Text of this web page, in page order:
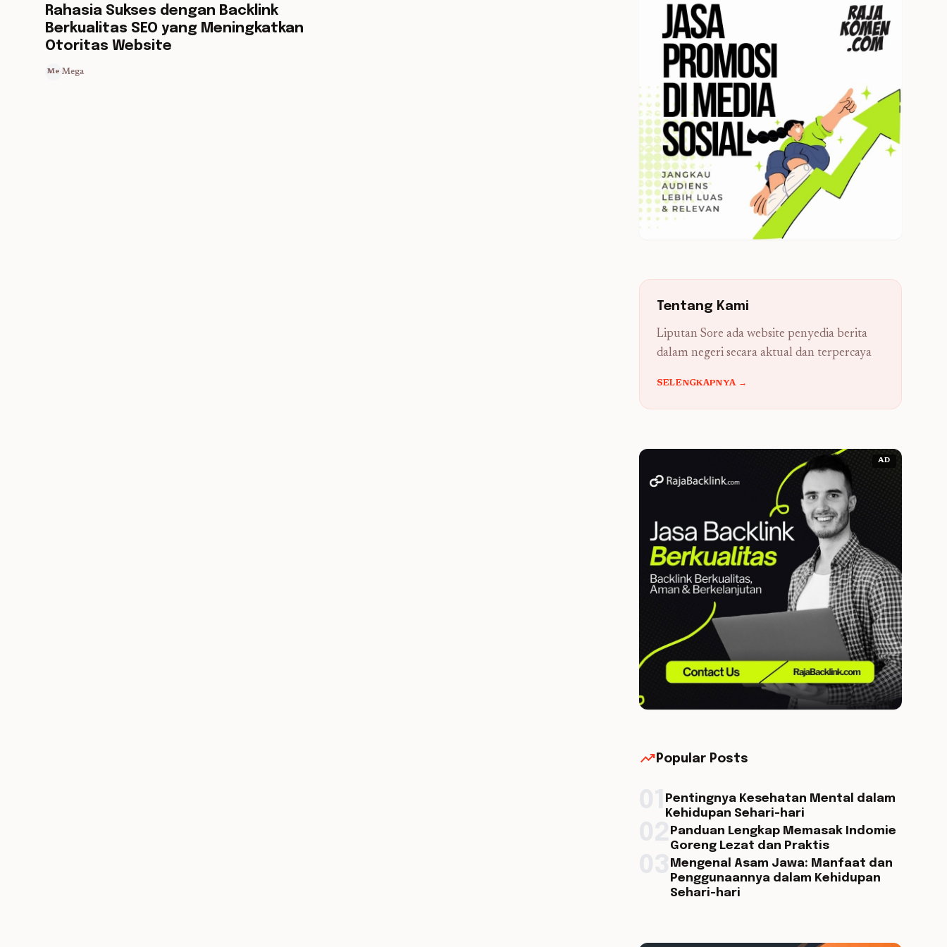
Rahasia Sukses dengan Backlink
Berkualitas SEO yang Meningkatkan
Otoritas Website
Me Mega
Tentang Kami
Liputan Sore ada website penyedia berita
dalam negeri secara aktual dan terpercaya
SELENGKAPNYA →
AD
trending_up Popular Posts
Pentingnya Kesehatan Mental dalam
Kehidupan Sehari-hari
Panduan Lengkap Memasak Indomie
Goreng Lezat dan Praktis
Mengenal Asam Jawa: Manfaat dan
Penggunaannya dalam Kehidupan
Sehari-hari